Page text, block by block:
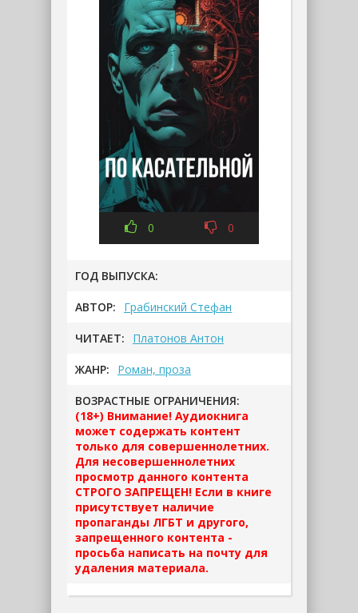
0 0
ГОД ВЫПУСКА:
АВТОР: Грабинский Стефан
ЧИТАЕТ: Платонов Антон
ЖАНР: Роман, проза
ВОЗРАСТНЫЕ ОГРАНИЧЕНИЯ:
(18+) Внимание! Аудиокнига
может содержать контент
только для совершеннолетних.
Для несовершеннолетних
просмотр данного контента
СТРОГО ЗАПРЕЩЕН! Если в книге
присутствует наличие
пропаганды ЛГБТ и другого,
запрещенного контента -
просьба написать на почту для
удаления материала.